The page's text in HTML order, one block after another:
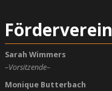
Förderverein
Sarah Wimmers
–Vorsitzende–
Monique Butterbach